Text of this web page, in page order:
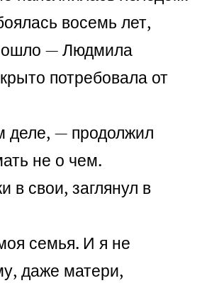
восемь лет,
— Людмила
потребовала от
— продолжил
не о чем.
в свои, заглянул в
семья. И я не
даже матери,